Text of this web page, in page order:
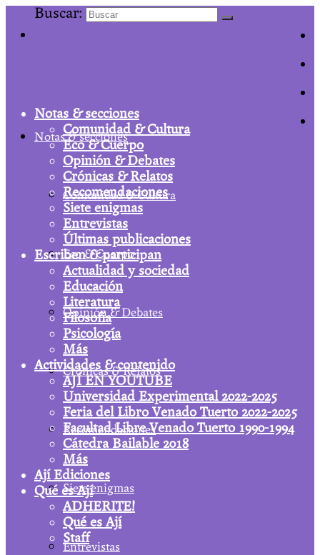
Buscar:
Notas & secciones
Comunidad & Cultura
Eco & Cuerpo
Opinión & Debates
Crónicas & Relatos
Recomendaciones
Siete enigmas
Entrevistas
Notas & secciones
Comunidad & Cultura
Eco & Cuerpo
Opinión & Debates
Crónicas & Relatos
Recomendaciones
Siete enigmas
Entrevistas
Últimas publicaciones
Escriben & participan
Actualidad y sociedad
Educación
Literatura
Filosofía
Psicología
Más
Actividades & contenido
AJÍ EN YOUTUBE
Universidad Experimental 2022-2025
Feria del Libro Venado Tuerto 2022-2025
Facultad Libre Venado Tuerto 1990-1994
Cátedra Bailable 2018
Más
Ají Ediciones
Qué es Ají
ADHERITE!
Qué es Ají
Staff